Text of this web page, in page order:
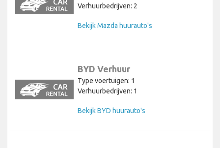
Verhuurbedrijven: 2
Bekijk Mazda huurauto's
BYD Verhuur
Type voertuigen: 1
Verhuurbedrijven: 1
Bekijk BYD huurauto's